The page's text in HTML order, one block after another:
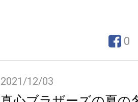
0
2021/12/03